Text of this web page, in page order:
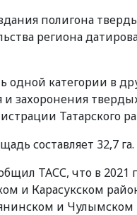
полигона
региона
одной категории в
и захоронения
Татарского
составляет 32,7 га.
ТАСС, что в 2021
и Карасукском
и Чулымском